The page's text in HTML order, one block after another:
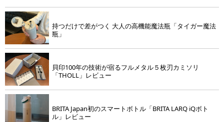
持つだけで差がつく 大人の高機能魔法瓶「タイガー魔法
瓶」
貝印100年の技術が宿るフルメタル５枚刃カミソリ
「THOLL」レビュー
BRITA Japan初のスマートボトル「BRITA LARQ iQボト
ル」レビュー